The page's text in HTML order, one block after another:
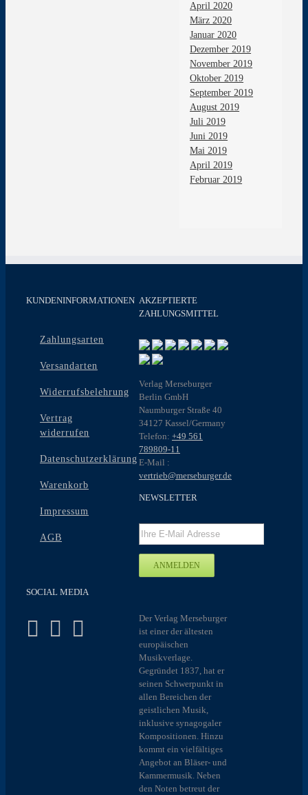
April 2020
März 2020
Januar 2020
Dezember 2019
November 2019
Oktober 2019
September 2019
August 2019
Juli 2019
Juni 2019
Mai 2019
April 2019
Februar 2019
KUNDENINFORMATIONEN
Zahlungsarten
Versandarten
Widerrufsbelehrung
Vertrag
widerrufen
Datenschutzerklärung
Warenkorb
Impressum
AGB
SOCIAL MEDIA
AKZEPTIERTE
ZAHLUNGSMITTEL
Verlag Merseburger
Berlin GmbH
Naumburger Straße 40
34127 Kassel/Germany
Telefon: +49 561
789809-11
E-Mail :
vertrieb@merseburger.de
NEWSLETTER
Der Verlag Merseburger
ist einer der ältesten
europäischen
Musikverlage.
Gegründet 1837, hat er
seinen Schwerpunkt in
allen Bereichen der
geistlichen Musik,
inklusive synagogaler
Kompositionen. Hinzu
kommt ein vielfältiges
Angebot an Bläser- und
Kammermusik. Neben
den Noten betreut der